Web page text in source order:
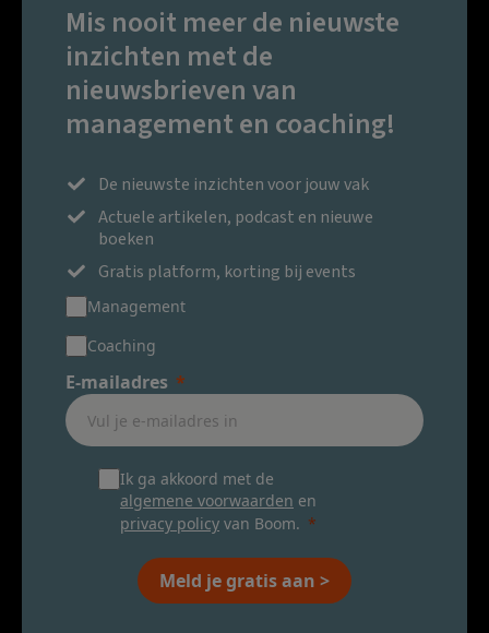
Mis nooit meer de nieuwste
inzichten met de
nieuwsbrieven van
management en coaching!
De nieuwste inzichten voor jouw vak
Actuele artikelen, podcast en nieuwe
boeken
Gratis platform, korting bij events
Management
Coaching
E-mailadres
Ik ga akkoord met de
algemene voorwaarden en
privacy policy van Boom.
Meld je gratis aan >